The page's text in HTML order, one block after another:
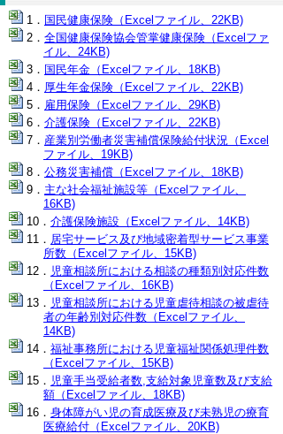
国民健康保険（Excelファイル、22KB)
全国健康保険協会管掌健康保険（Excelファ
イル、24KB)
国民年金（Excelファイル、18KB)
厚生年金保険（Excelファイル、22KB)
雇用保険（Excelファイル、29KB)
介護保険（Excelファイル、22KB)
産業別労働者災害補償保険給付状況（Excel
ファイル、19KB)
公務災害補償（Excelファイル、18KB)
主な社会福祉施設等（Excelファイル、
16KB)
介護保険施設（Excelファイル、14KB)
居宅サービス及び地域密着型サービス事業
所数（Excelファイル、15KB)
児童相談所における相談の種類別対応件数
（Excelファイル、16KB)
児童相談所における児童虐待相談の被虐待
者の年齢別対応件数（Excelファイル、
14KB)
福祉事務所における児童福祉関係処理件数
（Excelファイル、15KB)
児童手当受給者数,支給対象児童数及び支給
額（Excelファイル、18KB)
身体障がい児の育成医療及び未熟児の療育
医療給付（Excelファイル、20KB)